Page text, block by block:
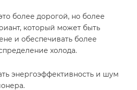
более дорогой, но более
который может быть
и обеспечивать более
холода.
энергоэффективность и шум